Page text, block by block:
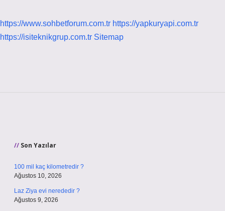
https://www.sohbetforum.com.tr https://yapkuryapi.com.tr
https://isiteknikgrup.com.tr Sitemap
Son Yazılar
100 mil kaç kilometredir ?
Ağustos 10, 2026
Laz Ziya evi nerededir ?
Ağustos 9, 2026